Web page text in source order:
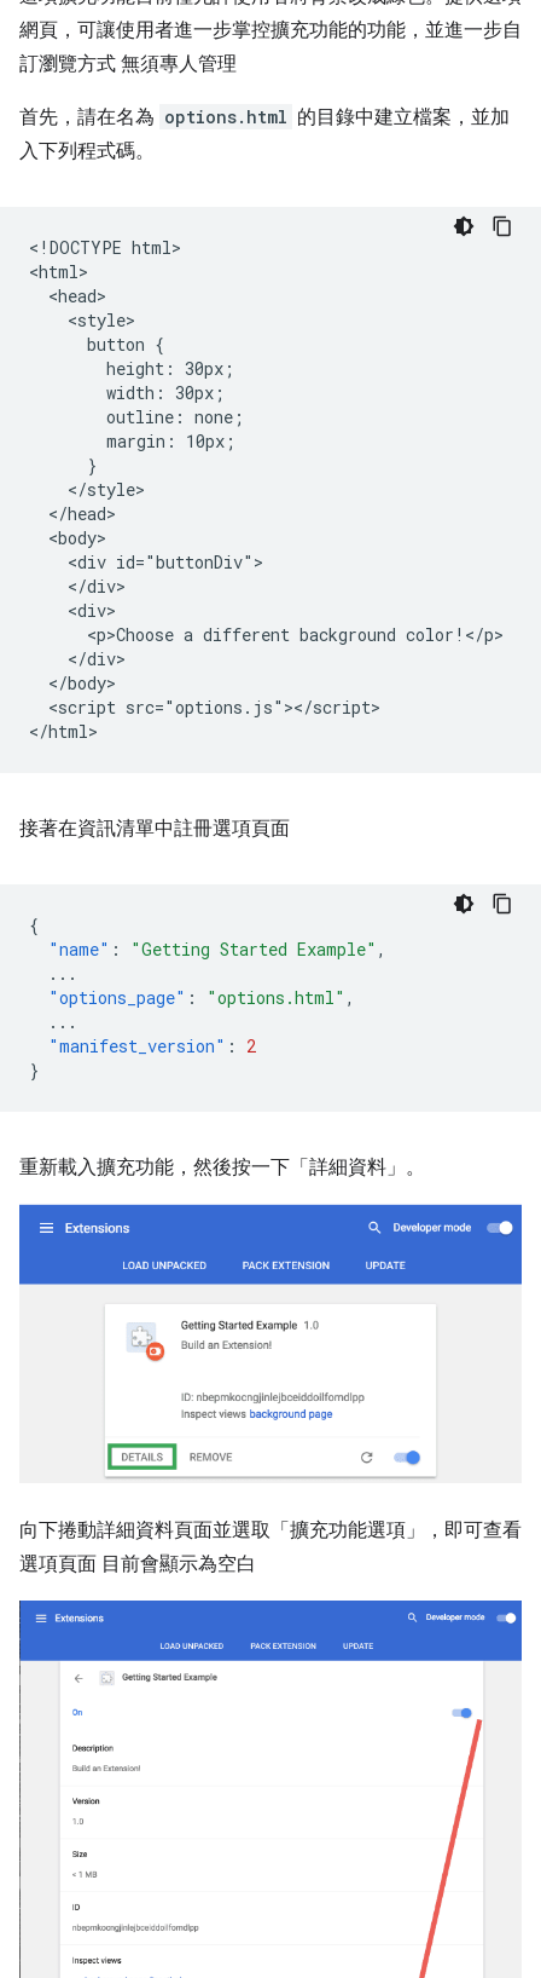
網頁，可讓使用者進一步掌控擴充功能的功能，並進一步自
訂瀏覽方式 無須專人管理
首先，請在名為 options.html 的目錄中建立檔案，並加
入下列程式碼。
<!DOCTYPE html>
<html>
  <head>
    <style>
      button {
        height: 30px;
        width: 30px;
        outline: none;
        margin: 10px;
      }
    </style>
  </head>
  <body>
    <div id="buttonDiv">
    </div>
    <div>
      <p>Choose a different background color!</p>
    </div>
  </body>
  <script src="options.js"></script>
接著在資訊清單中註冊選項頁面
{
"name" : "Getting Started Example" ,
...
"options_page" : "options.html" ,
...
"manifest_version" :
2
}
重新載入擴充功能，然後按一下「詳細資料」 。
向下捲動詳細資料頁面並選取「擴充功能選項」
，即可查看
選項頁面 目前會顯示為空白